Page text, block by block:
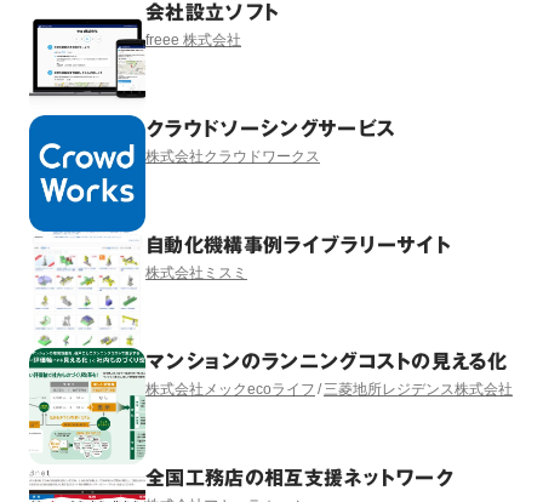
会社設立ソフト
freee 株式会社
クラウドソーシングサービス
株式会社クラウドワークス
自動化機構事例ライブラリーサイト
株式会社ミスミ
マンションのランニングコストの見える化
株式会社メックecoライフ 三菱地所レジデンス株式会社
全国工務店の相互支援ネットワーク